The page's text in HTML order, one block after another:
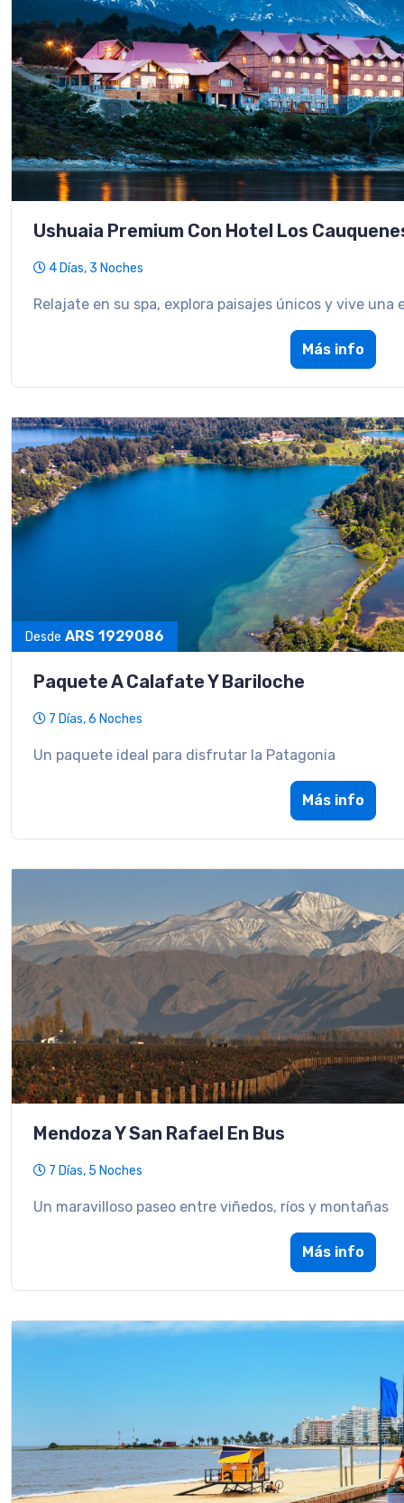
Ushuaia Premium Con Hotel Los
4 Días, 3 Noches
Relajate en su spa, explora paisajes únicos y vive una
Más info
Desde ARS 1929086
Paquete A Calafate Y Bariloche
7 Días, 6 Noches
Un paquete ideal para disfrutar la Patagonia
Más info
Mendoza Y San Rafael En Bus
7 Días, 5 Noches
Un maravilloso paseo entre viñedos, ríos y montañas
Más info